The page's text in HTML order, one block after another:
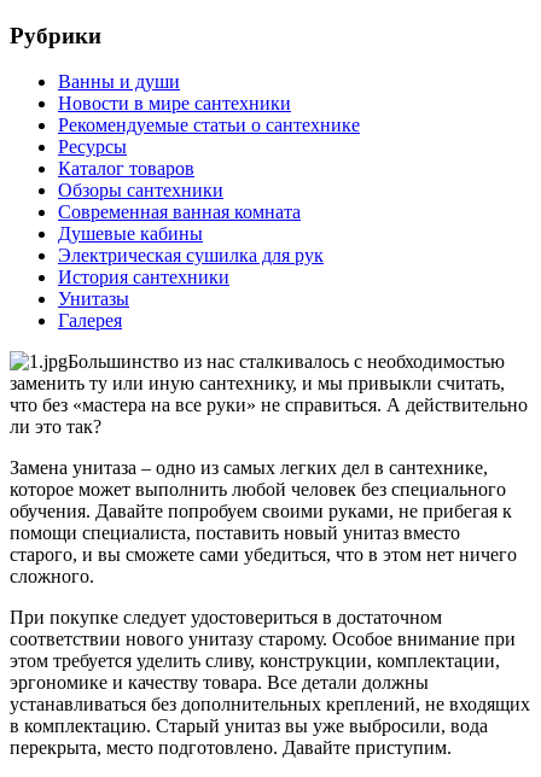
Рубрики
Ванны и души
Новости в мире сантехники
Рекомендуемые статьи о сантехнике
Ресурсы
Каталог товаров
Обзоры сантехники
Современная ванная комната
Душевые кабины
Электрическая сушилка для рук
История сантехники
Унитазы
Галерея
Большинство из нас сталкивалось с необходимостью
заменить ту или иную сантехнику, и мы привыкли считать,
что без «мастера на все руки» не справиться. А действительно
ли это так?
Замена унитаза – одно из самых легких дел в сантехнике,
которое может выполнить любой человек без специального
обучения. Давайте попробуем своими руками, не прибегая к
помощи специалиста, поставить новый унитаз вместо
старого, и вы сможете сами убедиться, что в этом нет ничего
сложного.
При покупке следует удостовериться в достаточном
соответствии нового унитазу старому. Особое внимание при
этом требуется уделить сливу, конструкции, комплектации,
эргономике и качеству товара. Все детали должны
устанавливаться без дополнительных креплений, не входящих
в комплектацию. Старый унитаз вы уже выбросили, вода
перекрыта, место подготовлено. Давайте приступим.